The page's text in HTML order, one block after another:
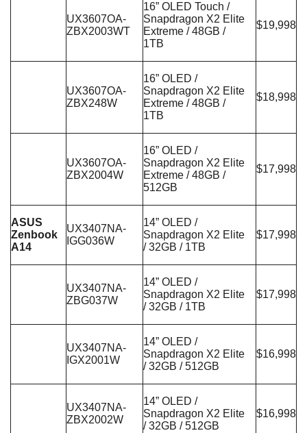
UX3607OA-
ZBX2003WT
16” OLED Touch /
Snapdragon X2 Elite
Extreme / 48GB /
1TB
$19,998
UX3607OA-
ZBX248W
16” OLED /
Snapdragon X2 Elite
Extreme / 48GB /
1TB
$18,998
UX3607OA-
ZBX2004W
16” OLED /
Snapdragon X2 Elite
Extreme / 48GB /
512GB
$17,998
ASUS
Zenbook
A14
UX3407NA-
IGG036W
14” OLED /
Snapdragon X2 Elite
/ 32GB / 1TB
$17,998
UX3407NA-
ZBG037W
14” OLED /
Snapdragon X2 Elite
/ 32GB / 1TB
$17,998
UX3407NA-
IGX2001W
14” OLED /
Snapdragon X2 Elite
/ 32GB / 512GB
$16,998
UX3407NA-
ZBX2002W
14” OLED /
Snapdragon X2 Elite
/ 32GB / 512GB
$16,998